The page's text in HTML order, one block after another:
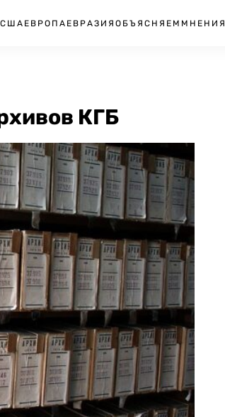
США ЕВРОПА ЕВРАЗИЯ ОБЪЯСНЯЕМ МНЕНИЯ
КГБ